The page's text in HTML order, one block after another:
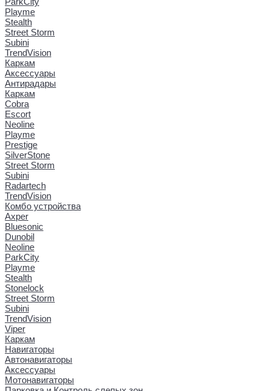
Playme
Stealth
Street Storm
Subini
TrendVision
Каркам
Аксессуары
Антирадары
Каркам
Cobra
Escort
Neoline
Playme
Prestige
SilverStone
Street Storm
Subini
Radartech
TrendVision
Комбо устройства
Axper
Bluesonic
Dunobil
Neoline
ParkCity
Playme
Stealth
Stonelock
Street Storm
Subini
TrendVision
Viper
Каркам
Навигаторы
Автонавигаторы
Аксессуары
Мотонавигаторы